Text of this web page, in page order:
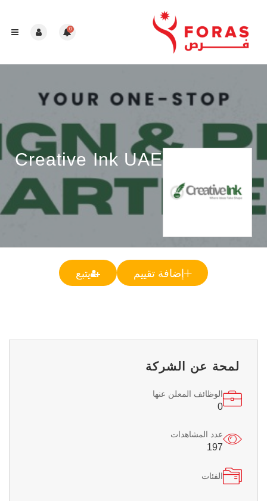
0
Creative Ink UAE
إضافة تقييم يتبع
لمحة عن الشركة
الوظائف المعلن عنها
0
عدد المشاهدات
197
الفئات